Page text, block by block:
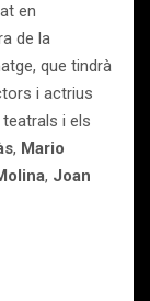
en
de la
que tindrà
i actrius
i els
, Mario
, Joan